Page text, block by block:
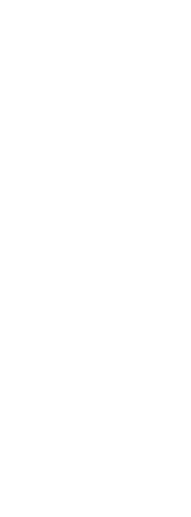
Por otro lado, las
Bilbao (19%), Vitoria
Otro de los datos
alquiler. Desde la
la oferta. También en
https://www.101tv.es/
La mayor caída de
Barcelona (-84%). Le
Granada (-71% en los
por debajo del 70%
Aún así, hay siete
aumentado desde
con un crecimiento del